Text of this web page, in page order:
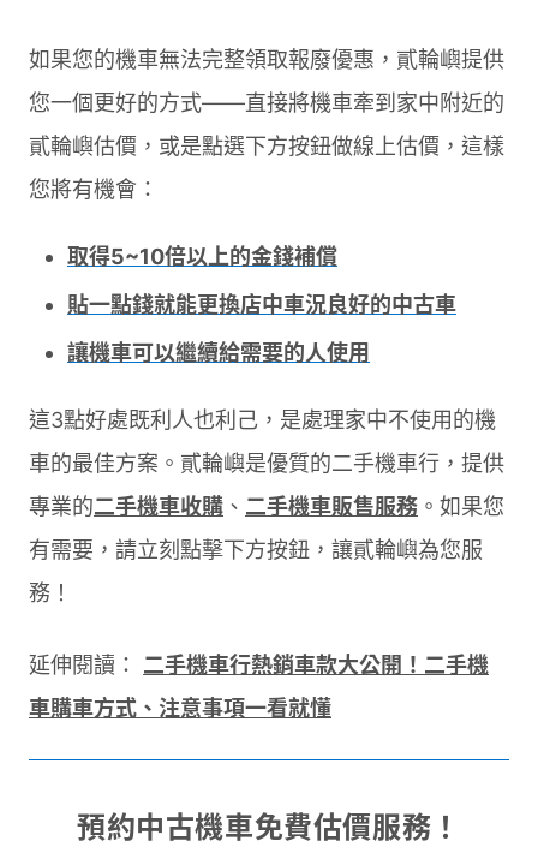
如果您的機車無法完整領取報廢優惠，貳輪嶼提供
您一個更好的方式——直接將機車牽到家中附近的
貳輪嶼估價，或是點選下方按鈕做線上估價，這樣
您將有機會：
取得5~10倍以上的金錢補償
貼一點錢就能更換店中車況良好的中古車
讓機車可以繼續給需要的人使用
這3點好處既利人也利己，是處理家中不使用的機
車的最佳方案。貳輪嶼是優質的二手機車行，提供
專業的二手機車收購 、 二手機車販售服務 。如果您
有需要，請立刻點擊下方按鈕，讓貳輪嶼為您服
務！
延伸閱讀： 二手機車行熱銷車款大公開！二手機
車購車方式、注意事項一看就懂
預約中古機車免費估價服務！